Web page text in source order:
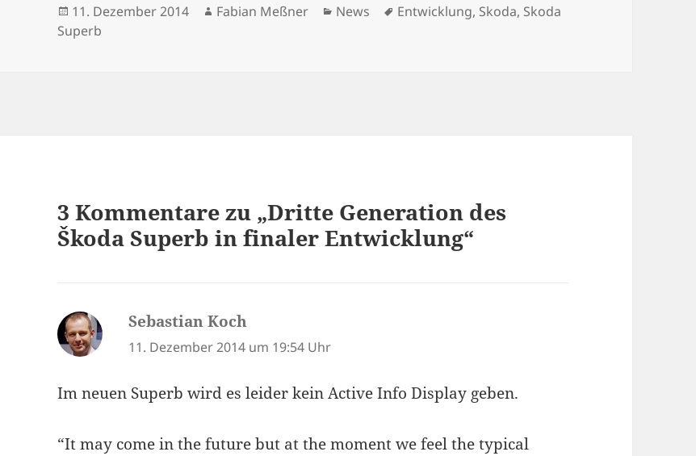
Veröffentlicht
am
11. Dezember 2014 Autor
Fabian Meßner Kategorien
News Schlagwörter
Entwicklung, Skoda, Skoda
Superb
3 Kommentare zu „Dritte Generation des
Škoda Superb in finaler Entwicklung“
Sebastian Koch
11. Dezember 2014 um 19:54 Uhr
Im neuen Superb wird es leider kein Active Info Display geben.
“It may come in the future but at the moment we feel the typical